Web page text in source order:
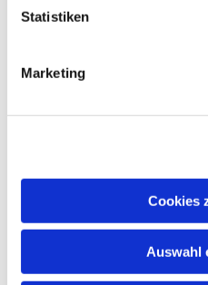
Statistiken
Marketing
Cookies
Auswahl
Was Tun Wenn